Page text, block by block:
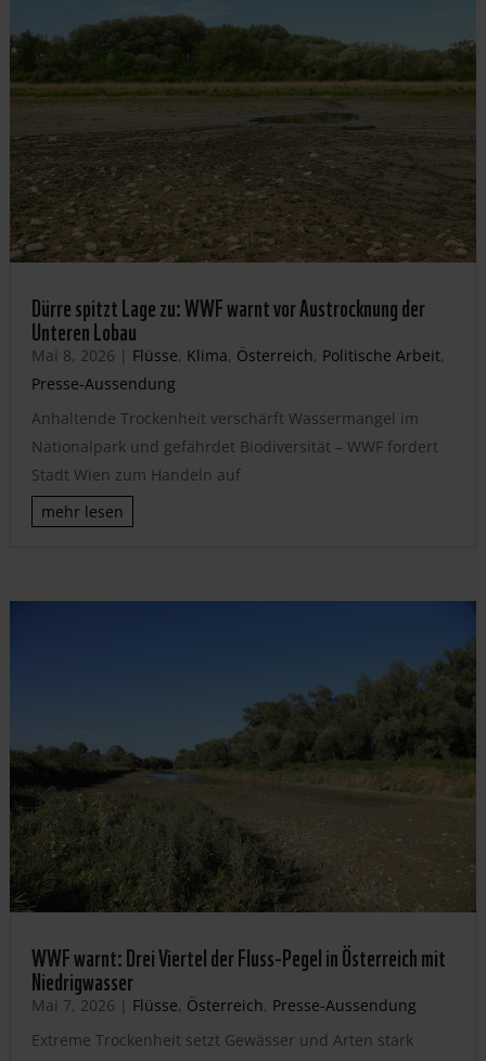
Dürre spitzt Lage zu: WWF warnt vor Austrocknung der
Unteren Lobau
Mai 8, 2026 | Flüsse, Klima, Österreich, Politische Arbeit,
Presse-Aussendung
Anhaltende Trockenheit verschärft Wassermangel im
Nationalpark und gefährdet Biodiversität – WWF fordert
Stadt Wien zum Handeln auf
mehr lesen
WWF warnt: Drei Viertel der Fluss-Pegel in Österreich mit
Niedrigwasser
Mai 7, 2026 | Flüsse, Österreich, Presse-Aussendung
Extreme Trockenheit setzt Gewässer und Arten stark